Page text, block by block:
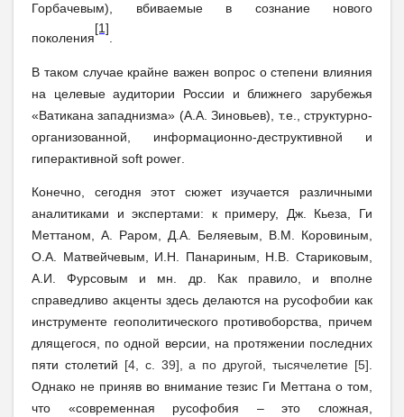
Горбачевым), вбиваемые в сознание нового
поколения
[1]
.
В таком случае крайне важен вопрос о степени влияния
на целевые аудитории России и ближнего зарубежья
«Ватикана западнизма» (А.А. Зиновьев), т.е., структурно-
организованной, информационно-деструктивной и
гиперактивной soft power
Конечно, сегодня этот сюжет изучается различными
аналитиками и экспертами: к примеру, Дж. Кьеза, Ги
Меттаном, А. Раром, Д.А. Беляевым, В.М. Коровиным,
О.А. Матвейчевым, И.Н. Панариным, Н.В. Стариковым,
А.И. Фурсовым и мн. др. Как правило, и вполне
справедливо акценты здесь делаются на русофобии как
инструменте геополитического противоборства, причем
длящегося, по одной версии, на протяжении последних
пяти столетий [4, с. 39], а по другой, тысячелетие [5]
Однако не приняв во внимание тезис Ги Меттана о том,
что «современная русофобия – это сложная,